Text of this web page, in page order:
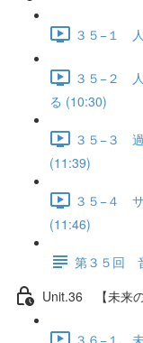
３５−１
３５−２
る (10:30)
３５−３
(11:39)
３５−４
(11:46)
第３５回
Unit.36 【未来の
３６−１